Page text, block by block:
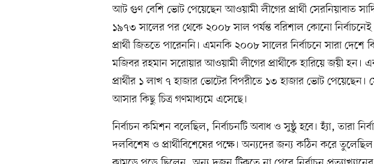
আট গুণ বেশি ভোট পেয়েছেন আওয়ামী লীগের প্রার্থী সেরনিয়াবাত
১৯৭৩ সালের পর থেকে ২০০৮ সাল পর্যন্ত বরিশাল কোনো
প্রার্থী জিততে পারেননি। এমনকি ২০০৮ সালের নির্বাচনে সারা
মজিবর রহমান সরোয়ার আওয়ামী লীগের প্রার্থীকে হারিয়ে জয়ী হন।
প্রার্থীর ১ লাখ ৭ হাজার ভোটের বিপরীতে ১৩ হাজার ভোট
আসার কিছু চিত্র গণমাধ্যমে এসেছে।
নির্বাচন কমিশন বলেছিল, নির্বাচনটি অবাধ ও সুষ্ঠু হবে। হ্যাঁ, তারা
দলবিশেষ ও প্রার্থীবিশেষের পক্ষে। অন্যদের জন্য কঠিন করে